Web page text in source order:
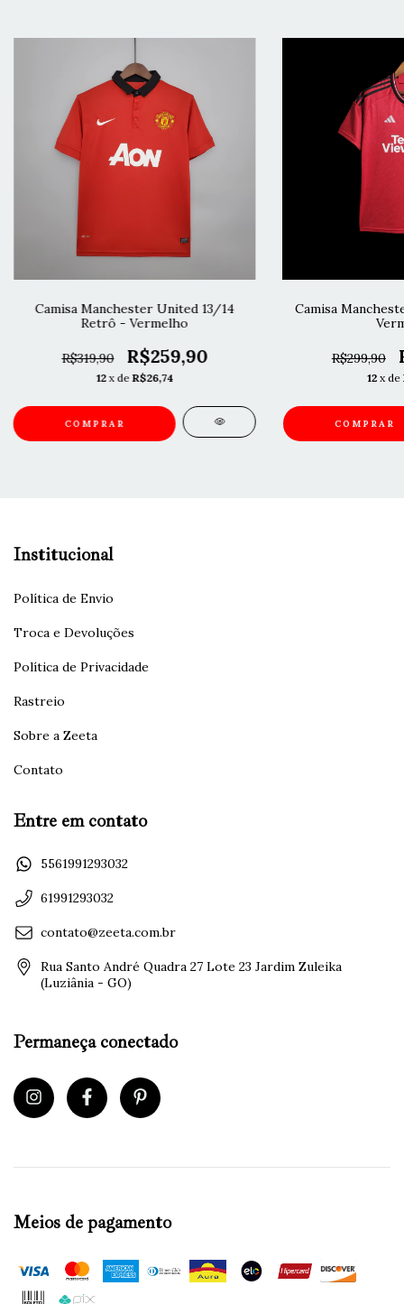
Camisa Manchester United 13/14
Retrô - Vermelho
R$319,90 R$259,90
12 x deR$26,74
COMPRAR
Camisa
R$299,90
12 x de
COMPRAR
Institucional
Política de Envio
Troca e Devoluções
Política de Privacidade
Rastreio
Sobre a Zeeta
Contato
Entre em contato
5561991293032
61991293032
contato@zeeta.com.br
Rua Santo André Quadra 27 Lote 23 Jardim Zuleika
(Luziânia - GO)
Permaneça conectado
Meios de pagamento